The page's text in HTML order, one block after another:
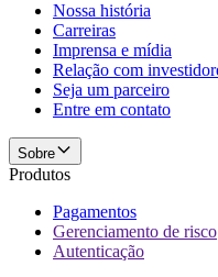
Nossa história
Carreiras
Imprensa e mídia
Relação com
Seja um parceiro
Entre em contato
Sobre
Produtos
Pagamentos
Gerenciamento de risco
Autenticação